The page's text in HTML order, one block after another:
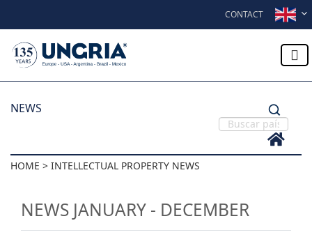
CONTACT
NEWS
HOME > INTELLECTUAL PROPERTY NEWS
NEWS JANUARY - DECEMBER